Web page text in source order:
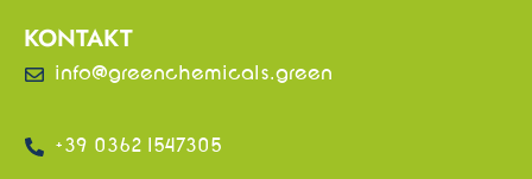
KONTAKT
info@greenchemicals.green
+39 0362 1547305